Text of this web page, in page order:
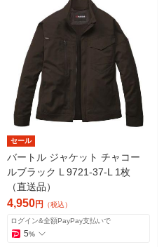
セール
バートル ジャケット チャコー
ルブラック L 9721-37-L 1枚
（直送品）
4,950円 （税込）
ログイン&全額PayPay支払いで
5%